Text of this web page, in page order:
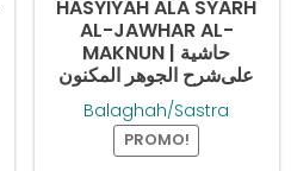
HASYIYAH ALA SYARH
AL-JAWHAR AL-
MAKNUN | ﺣﺎﺷﻴﺔ
ﻋﻠﻰشرح ﺍﻟﺠﻮﻫﺮ ﺍﻟﻤﻜﻨﻮﻥ
Balaghah/Sastra
PROMO!